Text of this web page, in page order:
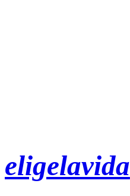
eligelavida